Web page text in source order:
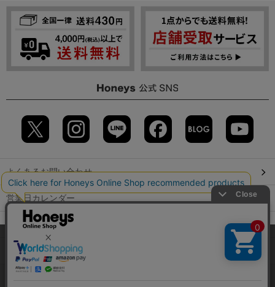
よくあるお問い合わせ
営業日カレンダー
店舗検索
GLOBAL GUIDE（海外からご利用のお客様）
当サイトでは、サイトの利便性向上のため、クッキー(Cookie)を使
用しています。詳しくは「
」をご覧くださ